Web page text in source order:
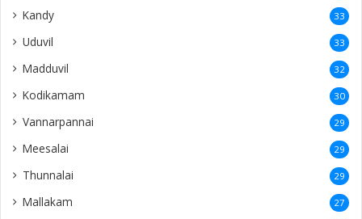
Kandy 33
Uduvil 33
Madduvil 32
Kodikamam 30
Vannarpannai 29
Meesalai 29
Thunnalai 29
Mallakam 27